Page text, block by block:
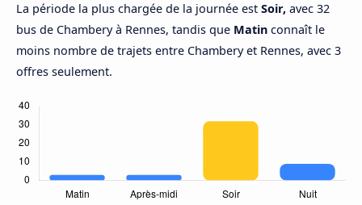
La période la plus chargée de la journée est Soir, avec 32
bus de Chambery à Rennes, tandis que Matin connaît le
moins nombre de trajets entre Chambery et Rennes, avec 3
offres seulement.